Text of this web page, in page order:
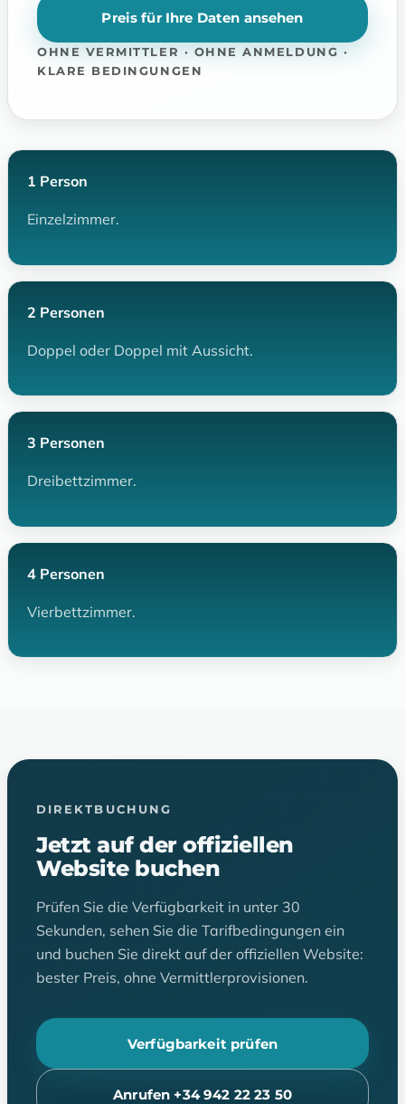
Preis für Ihre Daten ansehen
OHNE VERMITTLER · OHNE ANMELDUNG ·
KLARE BEDINGUNGEN
1 Person
Einzelzimmer.
2 Personen
Doppel oder Doppel mit Aussicht.
3 Personen
Dreibettzimmer.
4 Personen
Vierbettzimmer.
DIREKTBUCHUNG
Jetzt auf der offiziellen
Website buchen
Prüfen Sie die Verfügbarkeit in unter 30
Sekunden, sehen Sie die Tarifbedingungen ein
und buchen Sie direkt auf der offiziellen Website:
bester Preis, ohne Vermittlerprovisionen.
Verfügbarkeit prüfen
Anrufen +34 942 22 23 50